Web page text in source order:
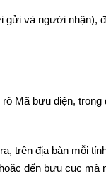
gửi và người nhận),
Mã bưu điện, trong
trên địa bàn mỗi
đến bưu cục mà